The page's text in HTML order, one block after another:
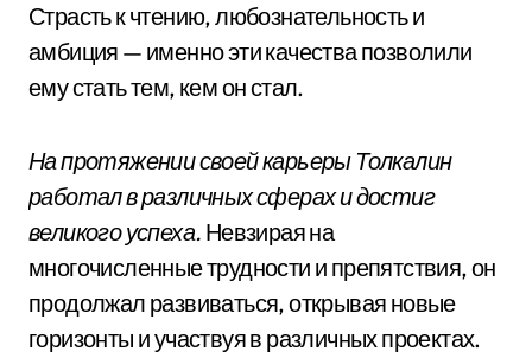
Страсть к чтению, любознательность и
амбиция — именно эти качества позволили
ему стать тем, кем он стал.
На протяжении своей карьеры Толкалин
работал в различных сферах и достиг
великого успеха. Невзирая на
многочисленные трудности и препятствия, он
продолжал развиваться, открывая новые
горизонты и участвуя в различных проектах.